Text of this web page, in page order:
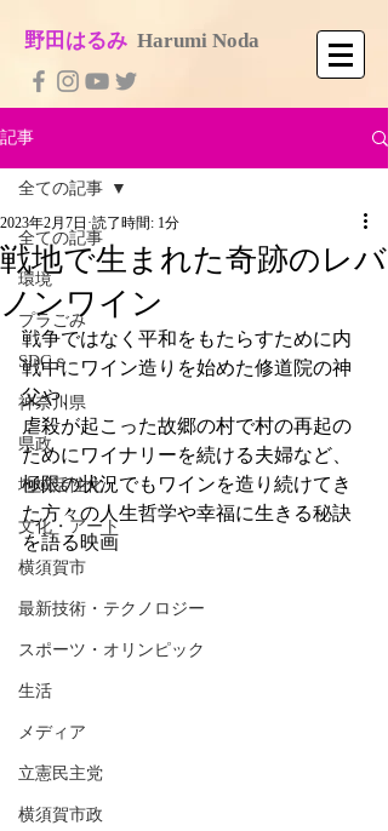
​野田はるみ Harumi No​da
記事
全ての記事
環境
プラごみ
SDGｓ
神奈川県
県政
地域活性化
文化・アート
横須賀市
最新技術・テクノロジー
スポーツ・オリンピック
生活
メディア
立憲民主党
横須賀市政
全ての記事
戦地で生まれた奇跡のレバ
ノンワイン
2023年2月7日 読了時間: 1分
戦争ではなく平和をもたらすために内
戦中にワイン造りを始めた修道院の神
父や、
虐殺が起こった故郷の村で村の再起の
ためにワイナリーを続ける夫婦など、
極限の状況でもワインを造り続けてき
た方々の人生哲学や幸福に生きる秘訣
を語る映画